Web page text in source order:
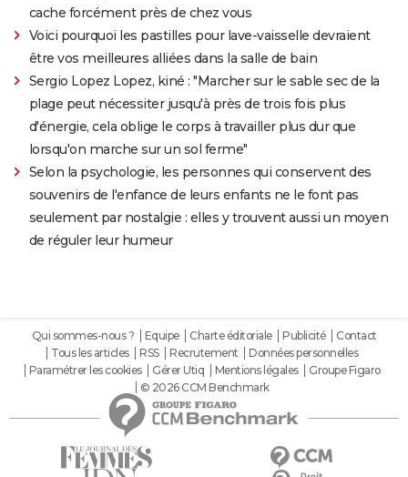
cache forcément près de chez vous
Voici pourquoi les pastilles pour lave-vaisselle devraient
être vos meilleures alliées dans la salle de bain
Sergio Lopez Lopez, kiné : "Marcher sur le sable sec de la
plage peut nécessiter jusqu'à près de trois fois plus
d'énergie, cela oblige le corps à travailler plus dur que
lorsqu'on marche sur un sol ferme"
Selon la psychologie, les personnes qui conservent des
souvenirs de l'enfance de leurs enfants ne le font pas
seulement par nostalgie : elles y trouvent aussi un moyen
de réguler leur humeur
Qui sommes-nous ? Equipe Charte éditoriale Publicité
Contact
Tous les articles
RSS Recrutement
Données personnelles
Paramétrer les cookies
Gérer Utiq Mentions légales
Groupe Figaro
© 2026 CCM Benchmark